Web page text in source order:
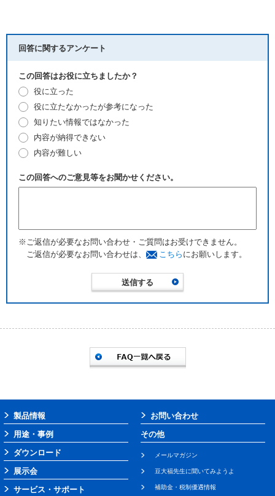
回答に関するアンケート
この回答はお役に立ちましたか？
役に立った
役に立たなかったが参考になった
知りたい情報ではなかった
内容が納得できない
内容が難しい
この回答へのご意見等をお聞かせください。
※ご返信が必要なお問い合わせ・ご質問はお受けできません。
ご返信が必要なお問い合わせは、
こちら にお願いします。
製品情報
用途・事例
ダウンロード
展示会
サービス・サポート
お問い合わせ
その他
メールマガジン
豆大福先生に聞いてみようよ
補助金・税制優遇情報